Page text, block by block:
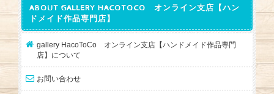
ABOUT GALLERY HACOTOCO オンライン支店【ハン
ドメイド作品専門店】
gallery HacoToCo オンライン支店【ハンドメイド作品専門
店】について
お問い合わせ